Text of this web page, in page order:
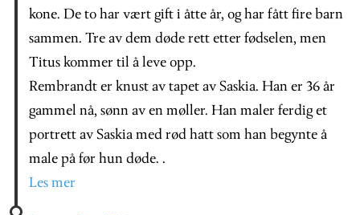
kone. De to har vært gift i åtte år, og har fått fire barn
sammen. Tre av dem døde rett etter fødselen, men
Titus kommer til å leve opp.
Rembrandt er knust av tapet av Saskia. Han er 36 år
gammel nå, sønn av en møller. Han maler ferdig et
portrett av Saskia med rød hatt som han begynte å
male på før hun døde. .
Les mer